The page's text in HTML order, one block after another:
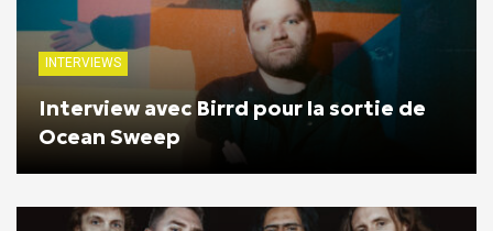
INTERVIEWS
Interview avec Birrd pour la sortie de
Ocean Sweep